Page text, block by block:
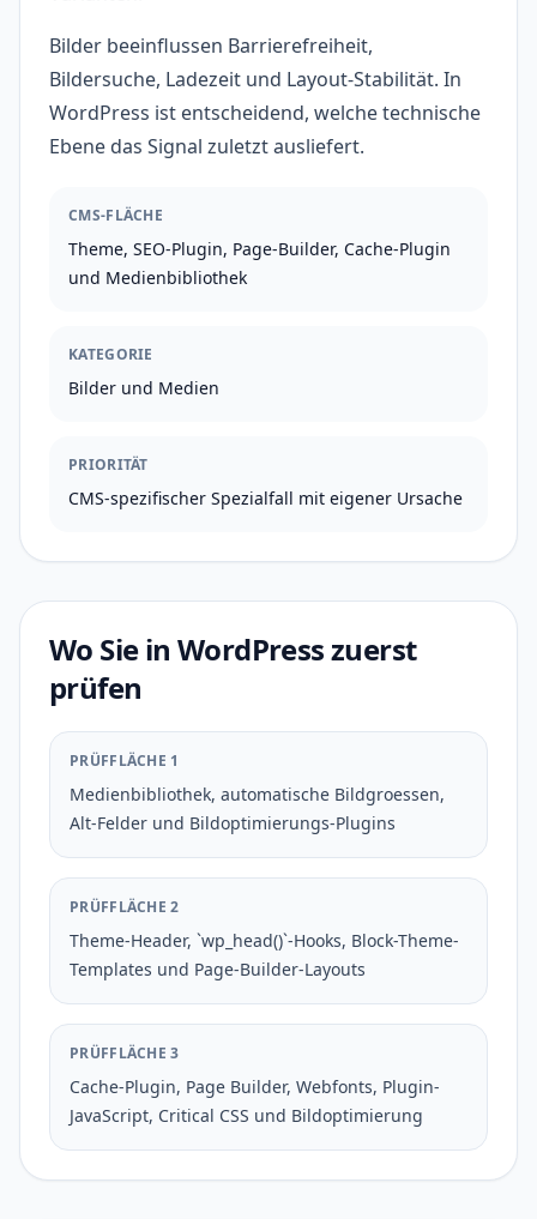
Bilder beeinflussen Barrierefreiheit,
Bildersuche, Ladezeit und Layout-Stabilität. In
WordPress ist entscheidend, welche technische
Ebene das Signal zuletzt ausliefert.
CMS-FLÄCHE
Theme, SEO-Plugin, Page-Builder, Cache-Plugin
und Medienbibliothek
KATEGORIE
Bilder und Medien
PRIORITÄT
CMS-spezifischer Spezialfall mit eigener Ursache
Wo Sie in WordPress zuerst
prüfen
PRÜFFLÄCHE 1
Medienbibliothek, automatische Bildgroessen,
Alt-Felder und Bildoptimierungs-Plugins
PRÜFFLÄCHE 2
Theme-Header, `wp_head()`-Hooks, Block-Theme-
Templates und Page-Builder-Layouts
PRÜFFLÄCHE 3
Cache-Plugin, Page Builder, Webfonts, Plugin-
JavaScript, Critical CSS und Bildoptimierung